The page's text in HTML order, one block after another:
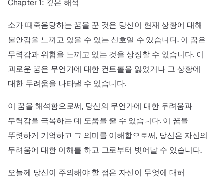
Chapter 1: 깊은 해석
소가 때죽음당하는 꿈을 꾼 것은 당신이 현재 상황에 대해
불안감을 느끼고 있을 수 있는 신호일 수 있습니다. 이 꿈은
무력감과 위협을 느끼고 있는 것을 상징할 수 있습니다. 이
괴로운 꿈은 무언가에 대한 컨트롤을 잃었거나 그 상황에
대한 두려움을 나타낼 수 있습니다.
이 꿈을 해석함으로써, 당신의 무언가에 대한 두려움과
무력감을 극복하는 데 도움을 줄 수 있습니다. 이 꿈을
뚜렷하게 기억하고 그 의미를 이해함으로써, 당신은 자신의
두려움에 대한 이해를 하고 그로부터 벗어날 수 있습니다.
오늘께 당신이 주의해야 할 점은 자신이 무엇에 대해